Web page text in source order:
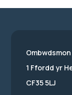
1 Ffordd yr
CF35 5LJ